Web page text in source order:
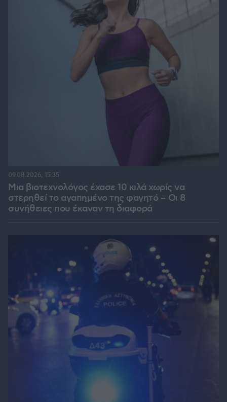
Μια βιοτεχνολόγος έχασε 10 κιλά χωρίς να
στερηθεί το αγαπημένο της φαγητό – Οι 8
συνήθειες που έκαναν τη διαφορά
09.08.2026, 15:35